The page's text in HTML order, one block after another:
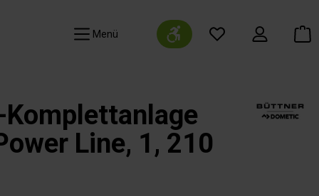
Navigation Werkzeugleiste anzeigen
Line, 1, 210